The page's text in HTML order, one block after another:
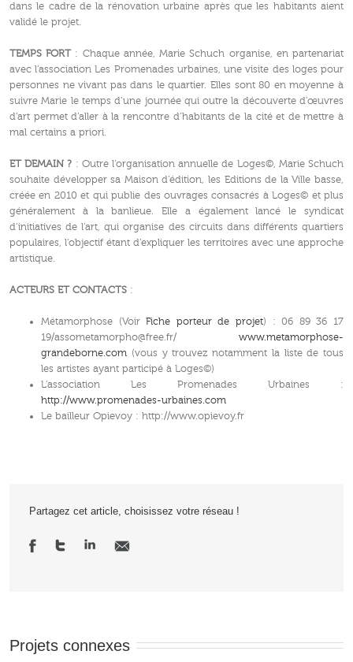
dans le cadre de la rénovation urbaine après que les habitants aient
validé le projet.
TEMPS FORT: Chaque année, Marie Schuch organise, en partenariat
avec l’association Les Promenades urbaines, une visite des loges pour
personnes ne vivant pas dans le quartier. Elles sont 80 en moyenne à
suivre Marie le temps d’une journée qui outre la découverte d’œuvres
d’art permet d’aller à la rencontre d’habitants de la cité et de mettre à
mal certains a priori.
ET DEMAIN ? : Outre l’organisation annuelle de Loges©, Marie Schuch
souhaite développer sa Maison d’édition, les Editions de la Ville basse,
créée en 2010 et qui publie des ouvrages consacrés à Loges© et plus
généralement à la banlieue. Elle a également lancé le syndicat
d’initiatives de l’art, qui organise des circuits dans différents quartiers
populaires, l’objectif étant d’expliquer les territoires avec une approche
artistique.
ACTEURS ET CONTACTS :
Métamorphose (VoirFiche porteur de projet) : 06 89 36 17
19/assometamorpho@free.fr/ www.metamorphose-
grandeborne.com (vous y trouvez notamment la liste de tous
les artistes ayant participé à Loges©)
L’association Les Promenades Urbaines :
http://www.promenades-urbaines.com
Le bailleur Opievoy : http://www.opievoy.fr
Partagez cet article, choisissez votre réseau !
Projets connexes